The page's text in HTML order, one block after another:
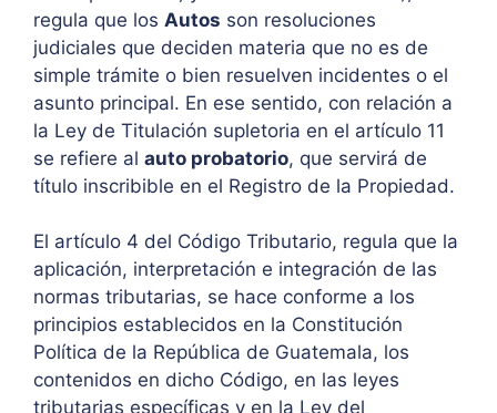
regula que los Autos son resoluciones
judiciales que deciden materia que no es de
simple trámite o bien resuelven incidentes o el
asunto principal. En ese sentido, con relación a
la Ley de Titulación supletoria en el artículo 11
se refiere al auto probatorio, que servirá de
título inscribible en el Registro de la Propiedad.
El artículo 4 del Código Tributario, regula que la
aplicación, interpretación e integración de las
normas tributarias, se hace conforme a los
principios establecidos en la Constitución
Política de la República de Guatemala, los
contenidos en dicho Código, en las leyes
tributarias específicas y en la Ley del